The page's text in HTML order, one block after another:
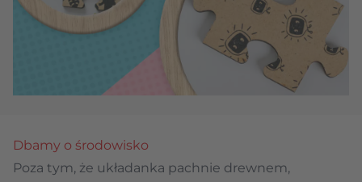
Dbamy o środowisko
Poza tym, że układanka pachnie drewnem,